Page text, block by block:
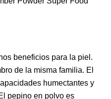
beneficios para la piel.
de la misma familia. El
humectantes y
pepino en polvo es